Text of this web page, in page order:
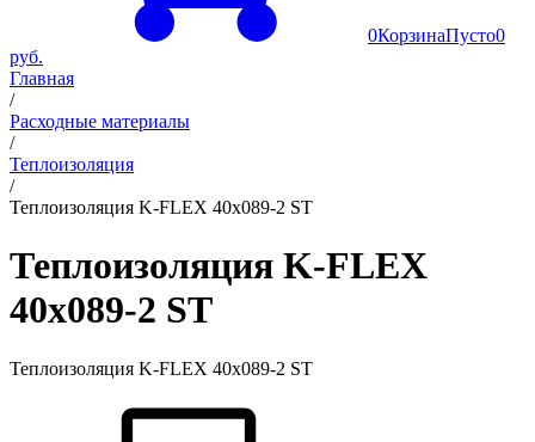
0КорзинаПусто0
руб.
Главная
/
Расходные материалы
/
Теплоизоляция
/
Теплоизоляция K-FLEX 40x089-2 ST
Теплоизоляция K-FLEX
40x089-2 ST
Теплоизоляция K-FLEX 40x089-2 ST